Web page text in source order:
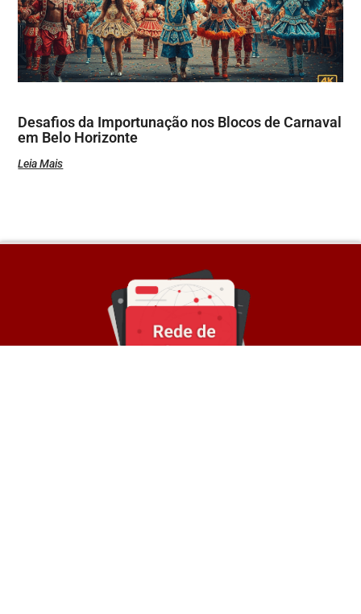
Desafios da Importunação nos Blocos de Carnaval
em Belo Horizonte
Leia Mais